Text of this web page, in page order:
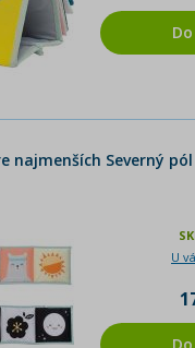
najmenších Severný pól
U